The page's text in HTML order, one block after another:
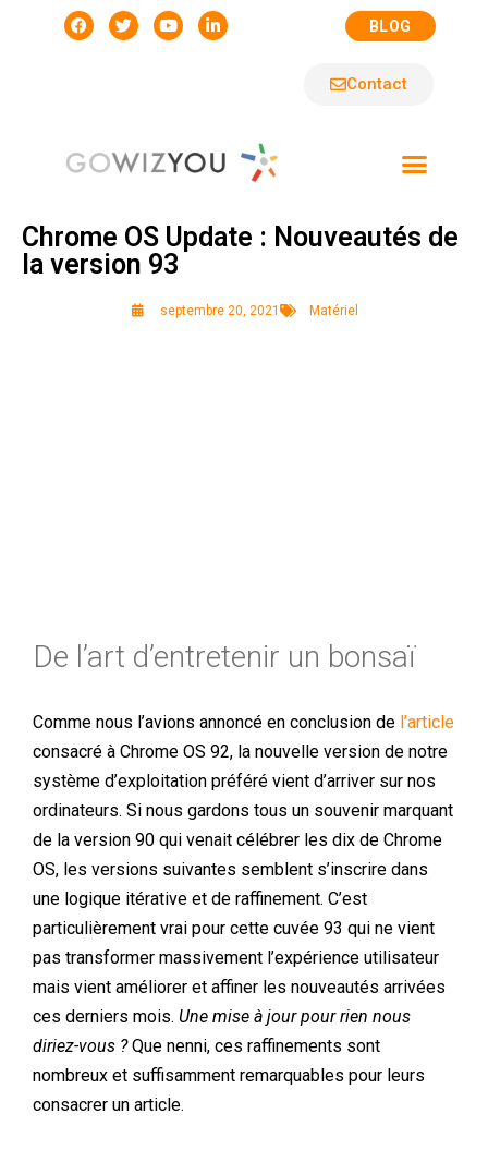
BLOG
Contact
Chrome OS Update : Nouveautés de
la version 93
septembre 20, 2021 Matériel
De l’art d’entretenir un bonsaï
Comme nous l’avions annoncé en conclusion de l’article
consacré à Chrome OS 92, la nouvelle version de notre
système d’exploitation préféré vient d’arriver sur nos
ordinateurs. Si nous gardons tous un souvenir marquant
de la version 90 qui venait célébrer les dix de Chrome
OS, les versions suivantes semblent s’inscrire dans
une logique itérative et de raffinement. C’est
particulièrement vrai pour cette cuvée 93 qui ne vient
pas transformer massivement l’expérience utilisateur
mais vient améliorer et affiner les nouveautés arrivées
ces derniers mois. Une mise à jour pour rien nous
diriez-vous ?Que nenni, ces raffinements sont
nombreux et suffisamment remarquables pour leurs
consacrer un article.